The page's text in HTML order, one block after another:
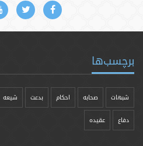
برچسب‌ها
شبهات صحابه احکام بدعت شیعه
دفاع عقیده